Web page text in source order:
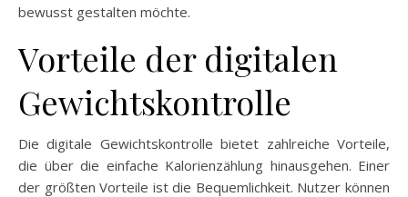
bewusst gestalten möchte.
Vorteile der digitalen
Gewichtskontrolle
Die digitale Gewichtskontrolle bietet zahlreiche Vorteile,
die über die einfache Kalorienzählung hinausgehen. Einer
der größten Vorteile ist die Bequemlichkeit. Nutzer können